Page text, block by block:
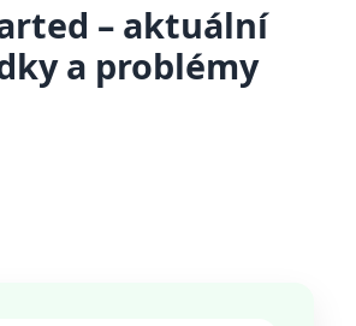
– aktuální
a problémy